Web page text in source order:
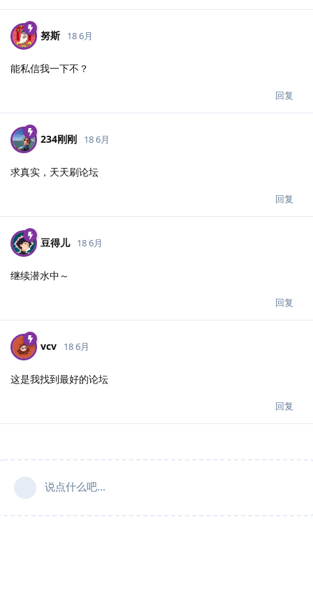
努斯 18 6月
能私信我一下不？
回复
234刚刚 18 6月
求真实，天天刷论坛
回复
豆得儿 18 6月
继续潜水中～
回复
vcv 18 6月
这是我找到最好的论坛
回复
说点什么吧...